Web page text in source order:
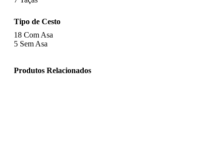
Tipo de Cesto
18 Com Asa
5 Sem Asa
Produtos Relacionados